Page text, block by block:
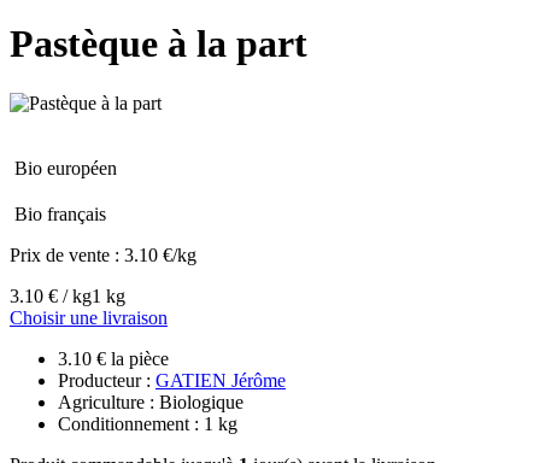
Pastèque à la part
Bio européen
Bio français
Prix de vente : 3.10 €/kg
3.10 € / kg1 kg
Choisir une livraison
3.10 € la pièce
Producteur : GATIEN Jérôme
Agriculture : Biologique
Conditionnement : 1 kg